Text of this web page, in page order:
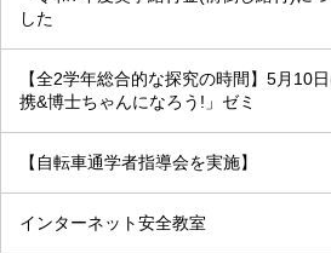
した
【全2学年総合的な探究の時間】5月10
携&博士ちゃんになろう!」ゼミ
【自転車通学者指導会を実施】
インターネット安全教室